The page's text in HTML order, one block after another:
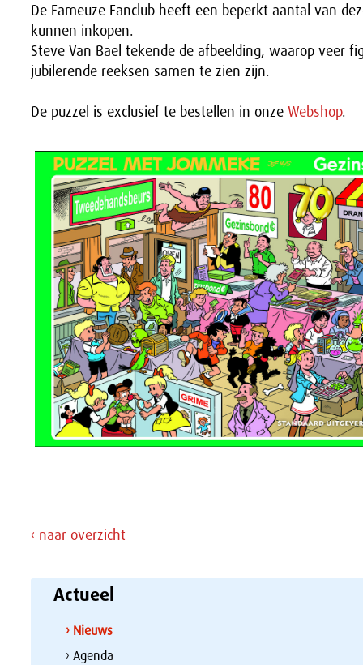
De Fameuze Fanclub heeft een beperkt aantal van
kunnen inkopen.
Steve Van Bael tekende de afbeelding, waarop veer
jubilerende reeksen samen te zien zijn.
De puzzel is exclusief te bestellen in onze Webshop.
‹ naar overzicht
Actueel
› Nieuws
› Agenda